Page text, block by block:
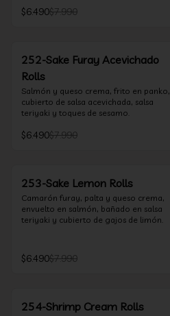
$6.490$7.990
252-Sake Furay Acevichado
Rolls
Salmón y queso crema, frito en panko,
cubierto de salsa acevichada, salsa
teriyaki y toques de sesamo.
$6.490$7.990
253-Sake Lemon Rolls
Camarón furay, palta y queso crema,
envuelto en salmón, bañado en salsa
teriyaki y cubierto de gajos de limón.
$6.490$7.990
254-Shrimp Cream Rolls